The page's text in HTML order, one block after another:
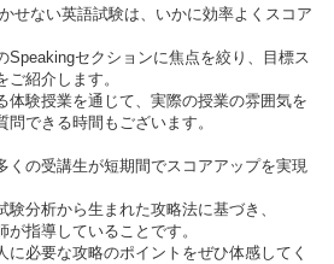
せない英語試験は、いかに効率よくスコア
セクションに焦点を絞り、目標ス
紹介します。
体験授業を通じて、実際の授業の雰囲気を
できる時間もございます。
くの受講生が短期間でスコアアップを実現
分析から生まれた攻略法に基づき、
指導していることです。
必要な攻略のポイントをぜひ体感してく